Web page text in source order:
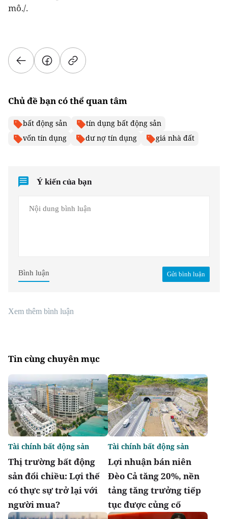
mô./.
Chủ đề bạn có thể quan tâm
bất động sản
tín dụng bất động sản
vốn tín dụng
dư nợ tín dụng giá nhà đất
Ý kiến của bạn
Gửi bình luận
Bình luận
Xem thêm bình luận
Tin cùng chuyên mục
Thị trường bất động
sản đổi chiều: Lợi thế
có thực sự trở lại với
người mua?
Tài chính bất động sản
Lợi nhuận bán niên
Đèo Cả tăng 20%, nền
tảng tăng trưởng tiếp
tục được củng cố
Tài chính bất động sản